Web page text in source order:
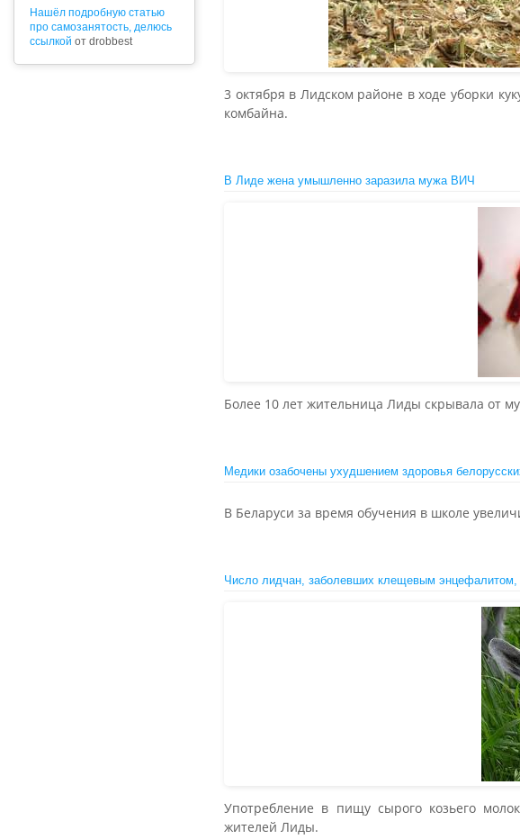
Нашёл подробную статью
про самозанятость, делюсь
ссылкой от drobbest
3 октября в Лидском районе в ходе уборки
комбайна.
В Лиде жена умышленно заразила мужа ВИЧ
Более 10 лет жительница Лиды скрывала от
Медики озабочены ухудшением здоровья
В Беларуси за время обучения в школе
Число лидчан, заболевших клещевым
Употребление в пищу сырого козьего
жителей Лиды.